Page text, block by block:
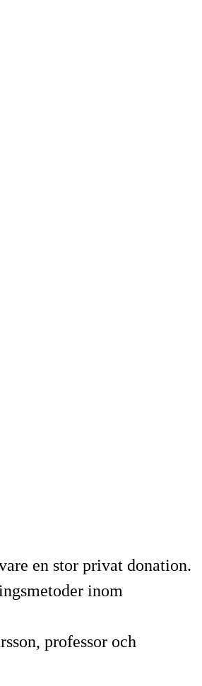
en stor privat donation.
inom
professor och